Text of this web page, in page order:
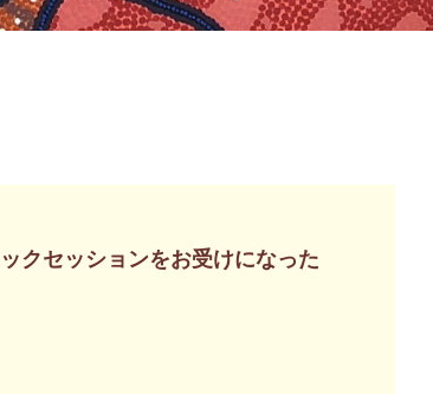
クセッションをお受けになった